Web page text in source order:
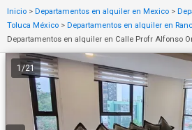
Inicio > Departamentos en alquiler en Mexico >
Toluca México > Departamentos en alquiler en
Departamentos en alquiler en Calle Profr Alfonso
1 /21